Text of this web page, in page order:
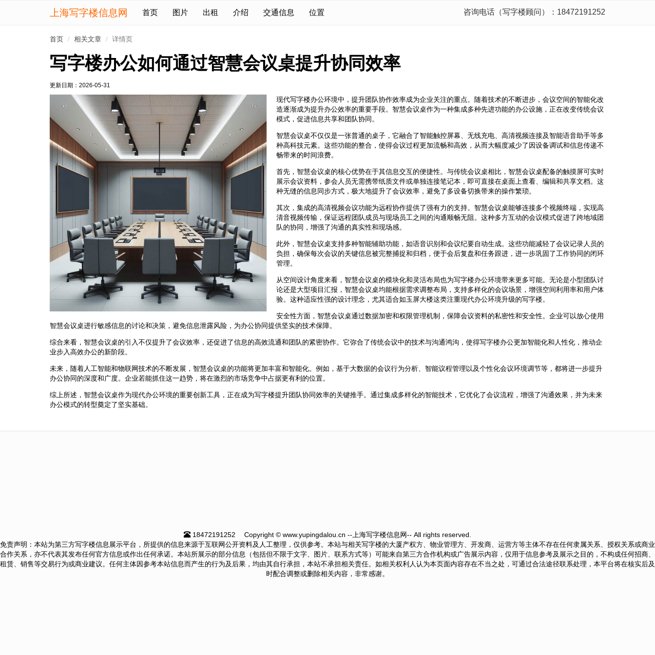
上海写字楼信息网 首页 图片 出租 介绍 交通信息 位置 咨询电话（写字楼顾问）：18472191252
首页 相关文章 详情页
写字楼办公如何通过智慧会议桌提升协同效率
更新日期： 2026-05-31
现代写字楼办公环境中，提升团队协作效率成为企业关注的重点。随着技术的不断进步，会议空间的智能化改
造逐渐成为提升办公效率的重要手段。智慧会议桌作为一种集成多种先进功能的办公设施，正在改变传统会议
模式，促进信息共享和团队协同。
智慧会议桌不仅仅是一张普通的桌子，它融合了智能触控屏幕、无线充电、高清视频连接及智能语音助手等多
种高科技元素。这些功能的整合，使得会议过程更加流畅和高效，从而大幅度减少了因设备调试和信息传递不
畅带来的时间浪费。
首先，智慧会议桌的核心优势在于其信息交互的便捷性。与传统会议桌相比，智慧会议桌配备的触摸屏可实时
展示会议资料，参会人员无需携带纸质文件或单独连接笔记本，即可直接在桌面上查看、编辑和共享文档。这
种无缝的信息同步方式，极大地提升了会议效率，避免了多设备切换带来的操作繁琐。
其次，集成的高清视频会议功能为远程协作提供了强有力的支持。智慧会议桌能够连接多个视频终端，实现高
清音视频传输，保证远程团队成员与现场员工之间的沟通顺畅无阻。这种多方互动的会议模式促进了跨地域团
队的协同，增强了沟通的真实性和现场感。
此外，智慧会议桌支持多种智能辅助功能，如语音识别和会议纪要自动生成。这些功能减轻了会议记录人员的
负担，确保每次会议的关键信息被完整捕捉和归档，便于会后复盘和任务跟进，进一步巩固了工作协同的闭环
管理。
从空间设计角度来看，智慧会议桌的模块化和灵活布局也为写字楼办公环境带来更多可能。无论是小型团队讨
论还是大型项目汇报，智慧会议桌均能根据需求调整布局，支持多样化的会议场景，增强空间利用率和用户体
验。这种适应性强的设计理念，尤其适合如玉屏大楼这类注重现代办公环境升级的写字楼。
安全性方面，智慧会议桌通过数据加密和权限管理机制，保障会议资料的私密性和安全性。企业可以放心使用
智慧会议桌进行敏感信息的讨论和决策，避免信息泄露风险，为办公协同提供坚实的技术保障。
综合来看，智慧会议桌的引入不仅提升了会议效率，还促进了信息的高效流通和团队的紧密协作。它弥合了传统会议中的技术与沟通鸿沟，使得写字楼办公更加智能化和人性化，推动企
业步入高效办公的新阶段。
未来，随着人工智能和物联网技术的不断发展，智慧会议桌的功能将更加丰富和智能化。例如，基于大数据的会议行为分析、智能议程管理以及个性化会议环境调节等，都将进一步提升
办公协同的深度和广度。企业若能抓住这一趋势，将在激烈的市场竞争中占据更有利的位置。
综上所述，智慧会议桌作为现代办公环境的重要创新工具，正在成为写字楼提升团队协同效率的关键推手。通过集成多样化的智能技术，它优化了会议流程，增强了沟通效果，并为未来
办公模式的转型奠定了坚实基础。
18472191252
Copyright © www.yupingdalou.cn --上海写字楼信息网-- All rights reserved.
免责声明：本站为第三方写字楼信息展示平台，所提供的信息来源于互联网公开资料及人工整理，仅供参考。本站与相关写字楼的大厦产权方、物业管理方、开发商、运营方等主体不存在任何隶属关系、授权关系或商业
合作关系，亦不代表其发布任何官方信息或作出任何承诺。本站所展示的部分信息（包括但不限于文字、图片、联系方式等）可能来自第三方合作机构或广告展示内容，仅用于信息参考及展示之目的，不构成任何招商、
租赁、销售等交易行为或商业建议。任何主体因参考本站信息而产生的行为及后果，均由其自行承担，本站不承担相关责任。如相关权利人认为本页面内容存在不当之处，可通过合法途径联系处理，本平台将在核实后及
时配合调整或删除相关内容，非常感谢。